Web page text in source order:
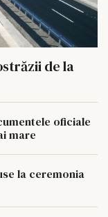
de la
oficiale
mare
la ceremonia